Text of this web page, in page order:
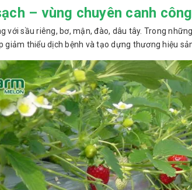
– vùng chuyên canh
với sầu riêng, bơ, mận, đào, dâu tây. Trong
giảm thiểu dịch bệnh và tạo dựng thương hiệu